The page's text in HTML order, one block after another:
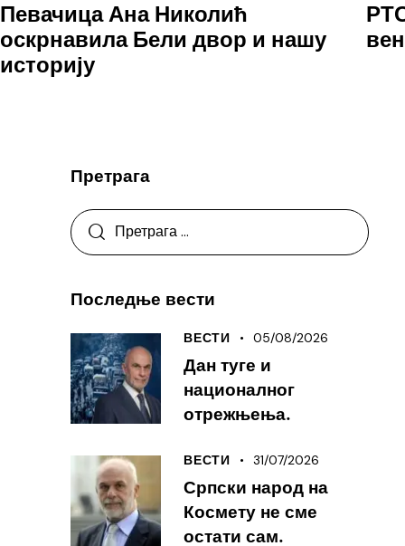
Певачица Ана Николић
оскрнавила Бели двор и нашу
историју
Претрага
Последње вести
ВЕСТИ 05/08/2026
Дан туге и
националног
отрежњења.
ВЕСТИ 31/07/2026
Српски народ на
Космету не сме
остати сам.